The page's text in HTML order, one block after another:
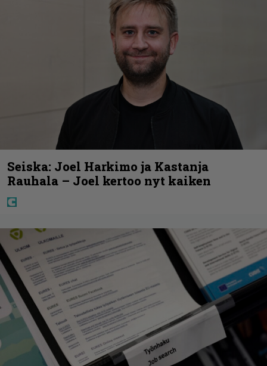
Seiska: Joel Harkimo ja Kastanja
Rauhala – Joel kertoo nyt kaiken